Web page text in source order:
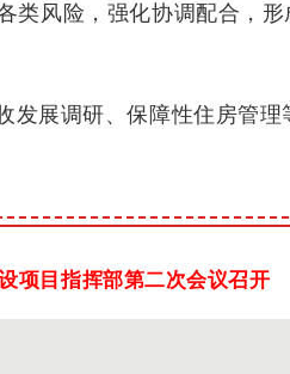
类风险， 强化协调配合，
发展调研、保障性住房管理
项目指挥部第二次会议召开